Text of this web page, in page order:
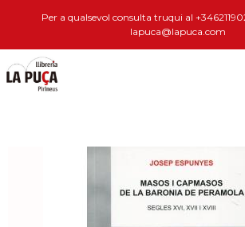
Per a qualsevol consulta truqui al
lapuca@lapuca.com